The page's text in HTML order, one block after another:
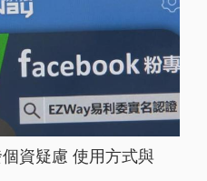
資疑慮 使用方式與